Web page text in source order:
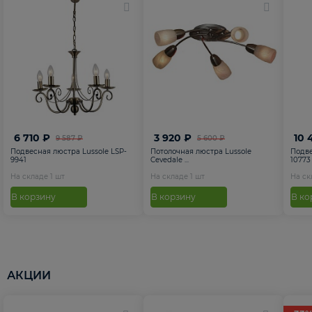
9 587 ₽
6 710 ₽
Подвесная люстра Lussole LSP-
9941
На складе 1 шт
В корзину
5 600 ₽
3 920 ₽
Потолочная люстра Lussole
Cevedale ...
На складе 1 шт
В корзину
10
10773
На
В
АКЦИИ